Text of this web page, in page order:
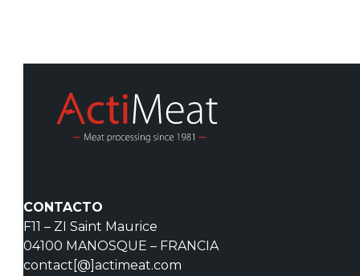
CONTACTO
F11 – ZI Saint Maurice
04100 MANOSQUE – FRANCIA
contact[@]actimeat.com